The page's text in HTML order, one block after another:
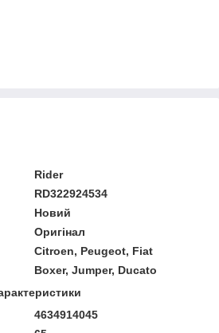
Rider
RD322924534
Новий
Оригінал
Citroen, Peugeot, Fiat
Boxer, Jumper, Ducato
4634914045